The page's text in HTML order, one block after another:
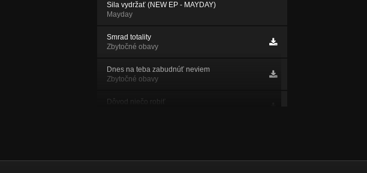
Sila vydržať (NEW EP - MAYDAY)
Mayday
Smrad totality
Zbytočné obavy
Dnes na teba zabudnúť neviem
Zbytočné obavy
Dôvod niečo robiť